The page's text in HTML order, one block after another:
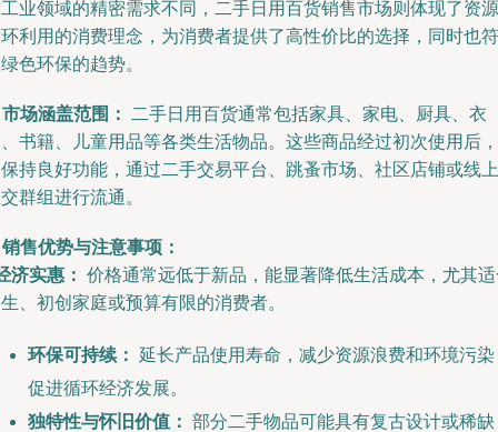
业领域的精密需求不同，二手日用百货销售市场则体现了资源
利用的消费理念，为消费者提供了高性价比的选择，同时也符
色环保的趋势。
场涵盖范围：
二手日用百货通常包括家具、家电、厨具、衣
书籍、儿童用品等各类生活物品。这些商品经过初次使用后，
持良好功能，通过二手交易平台、跳蚤市场、社区店铺或线上
群组进行流通。
售优势与注意事项：
济实惠： 价格通常远低于新品，能显著降低生活成本，尤其
、初创家庭或预算有限的消费者。
环保可持续： 延长产品使用寿命，减少资源浪费和环境污染
促进循环经济发展。
独特性与怀旧价值： 部分二手物品可能具有复古设计或稀缺